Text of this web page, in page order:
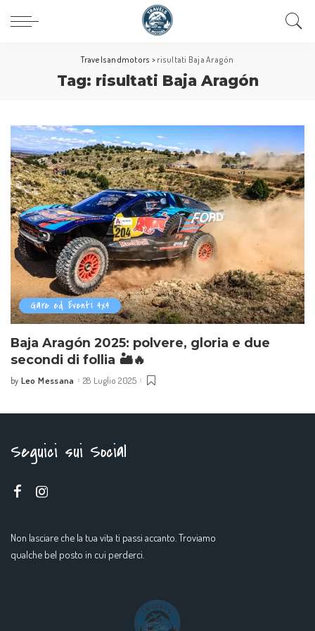
Travelsandmotors > risultati Baja Aragón
Tag: risultati Baja Aragón
Gare ed Eventi 4x4
Baja Aragón 2025: polvere, gloria e due
secondi di follia 🏜️🔥
by Leo Messana 28 Luglio 2025
Seguici sui Social
Non lasciare che la tua vita ti passi accanto. Troviamo
qualche bel posto in cui perderci.